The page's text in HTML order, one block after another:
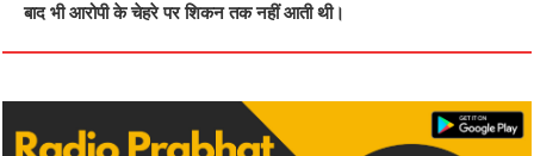
बाद भी आरोपी के चेहरे पर शिकन तक नहीं आती थी।